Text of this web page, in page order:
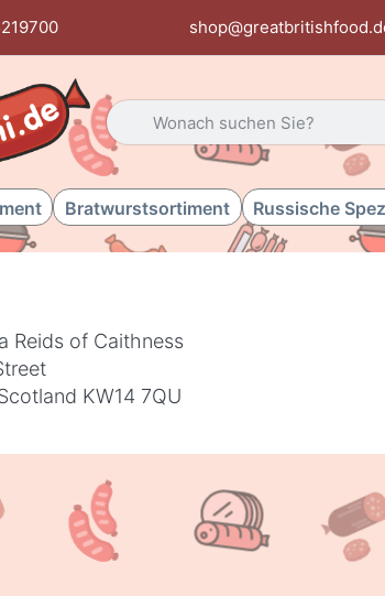
Geben Sie einen Suchbegriff ein.
Bratwurstsortiment Russische
Reids of Caithness
KW14 7QU